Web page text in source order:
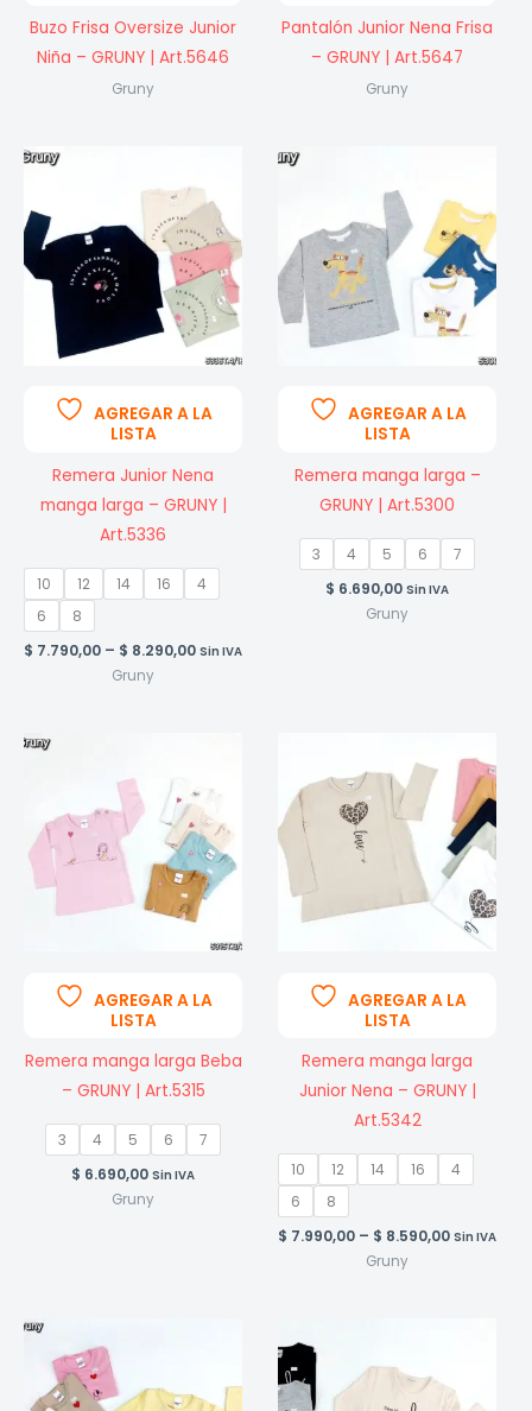
Buzo Frisa Oversize Junior
Niña – GRUNY | Art.5646
Gruny
Pantalón Junior Nena Frisa
– GRUNY | Art.5647
Gruny
AGREGAR A LA
LISTA
Remera Junior Nena
manga larga – GRUNY |
Art.5336
10 12 14 16
4
6
8
$ 7.790,00 – $ 8.290,00Price
Sin IVA
Gruny
AGREGAR A LA
LISTA
Remera manga larga –
GRUNY | Art.5300
3 4 5 6
7
$ 6.690,00 Sin IVA
Gruny
AGREGAR A LA
LISTA
Remera manga larga Beba
– GRUNY | Art.5315
3 4 5 6
7
$ 6.690,00 Sin IVA
Gruny
AGREGAR A LA
LISTA
Remera manga larga
Junior Nena – GRUNY |
Art.5342
10 12 14 16
4
6
8
$ 7.990,00 – $ 8.590,00Price
Sin IVA
Gruny